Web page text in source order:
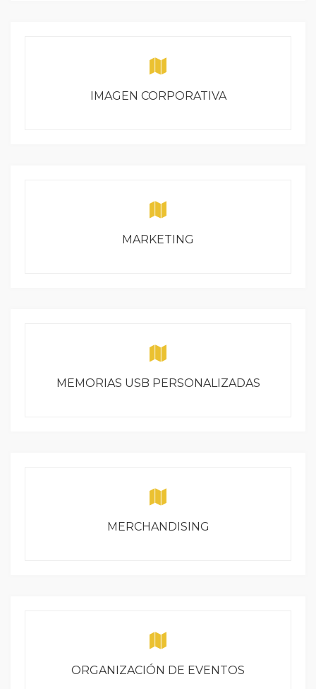
IMAGEN CORPORATIVA
MARKETING
MEMORIAS USB PERSONALIZADAS
MERCHANDISING
ORGANIZACIÓN DE EVENTOS